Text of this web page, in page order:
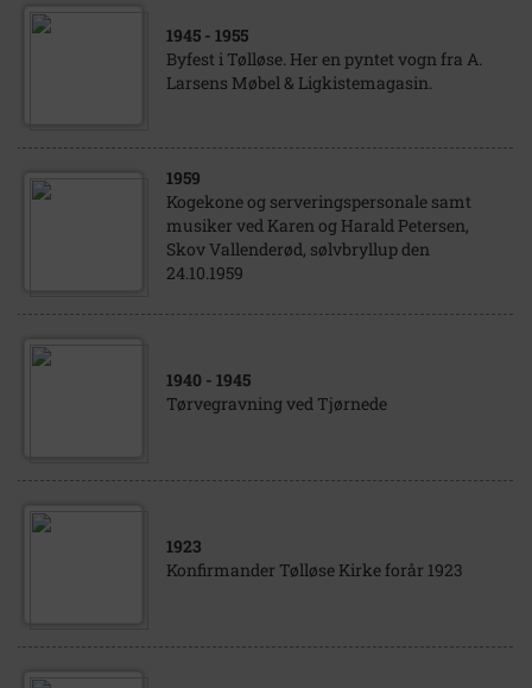
1945 - 1955
Byfest i Tølløse. Her en pyntet vogn fra A.
Larsens Møbel & Ligkistemagasin.
1959
Kogekone og serveringspersonale samt
musiker ved Karen og Harald Petersen,
Skov Vallenderød, sølvbryllup den
24.10.1959
1940 - 1945
Tørvegravning ved Tjørnede
1923
Konfirmander Tølløse Kirke forår 1923